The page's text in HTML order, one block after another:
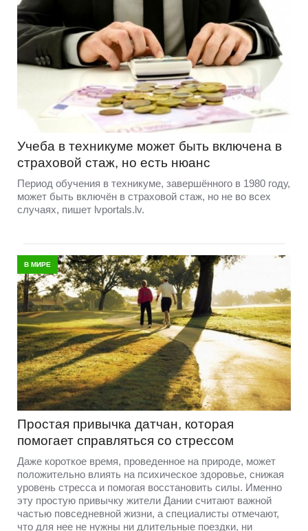
Учеба в техникуме может быть включена в
страховой стаж, но есть нюанс
Период обучения в техникуме, завершённого в 1980 году,
может быть включён в страховой стаж, но не во всех
случаях, пишет lvportals.lv.
В МИРЕ
Простая привычка датчан, которая
помогает справляться со стрессом
Даже короткое время, проведенное на природе, может
положительно влиять на психическое здоровье, снижая
уровень стресса и помогая восстановить силы. Именно
эту простую привычку жители Дании считают важной
частью повседневной жизни, а специалисты отмечают,
что для нее не нужны ни длительные поездки, ни